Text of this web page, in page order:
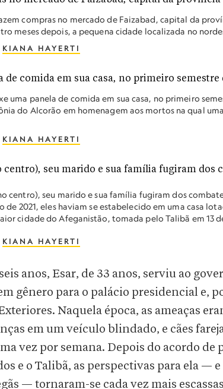
compras no mercado de Faizabad, capital da
meses depois, a pequena cidade localizada no
KIANA HAYERTI
uma panela de comida em sua casa, no primeiro
do Alcorão em homenagem aos mortos na qual
KIANA HAYERTI
centro), seu marido e sua família fugiram dos
de 2021, eles haviam se estabelecido em uma casa
cidade do Afeganistão, tomada pelo Talibã em 13
KIANA HAYERTI
anos, Esar, de 33 anos, serviu ao
gênero para o palácio presidencial e,
Naquela época, as ameaças
em um veículo blindado, e cães
vez por semana. Depois do acordo de
e o Talibã, as perspectivas para ela —
— tornaram-se cada vez mais